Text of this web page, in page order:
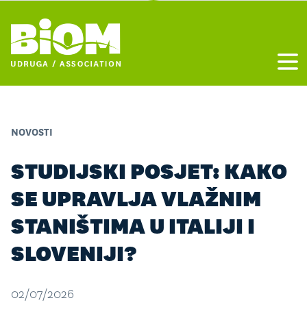
NOVOSTI
STUDIJSKI POSJET: KAKO
SE UPRAVLJA VLAŽNIM
STANIŠTIMA U ITALIJI I
SLOVENIJI?
02/07/2026